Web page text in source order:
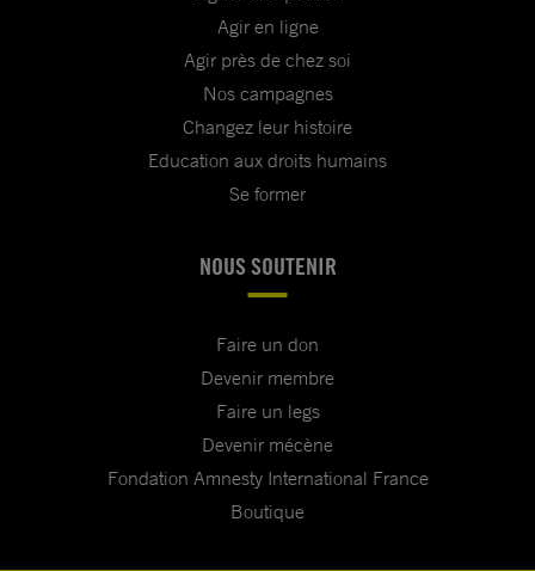
Agir en ligne
Agir près de chez soi
Nos campagnes
Changez leur histoire
Education aux droits humains
Se former
NOUS SOUTENIR
Faire un don
Devenir membre
Faire un legs
Devenir mécène
Fondation Amnesty International France
Boutique